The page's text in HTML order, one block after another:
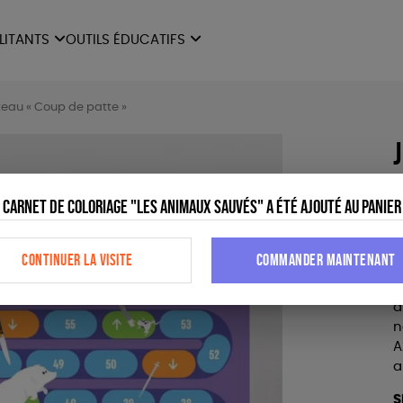
OUTILS ÉDUCATIFS
POSTERS ÉDUCATIFS
ÉDUCATIFS
« Coup de patte »
Carnet de coloriage "Les animaux sauvés" a été ajouté au panier
CONTINUER LA VISITE COMMANDER MAINTENANT